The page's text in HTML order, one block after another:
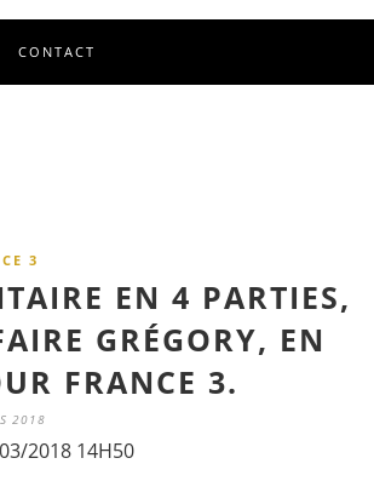
CONTACT
3
EN 4 PARTIES,
GRÉGORY, EN
FRANCE 3.
2018
2018 14H50